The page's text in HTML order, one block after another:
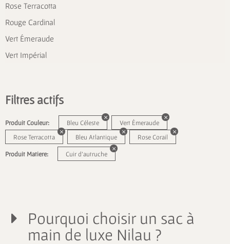
Rose Terracotta
Rouge Cardinal
Vert Émeraude
Vert Impérial
Filtres actifs
Produit Couleur: Bleu Céleste
Vert Émeraude
Rose Terracotta
Bleu Atlantique Rose Corail
Produit Matiere: Cuir d'autruche
Pourquoi choisir un sac à
main de luxe Nilau ?